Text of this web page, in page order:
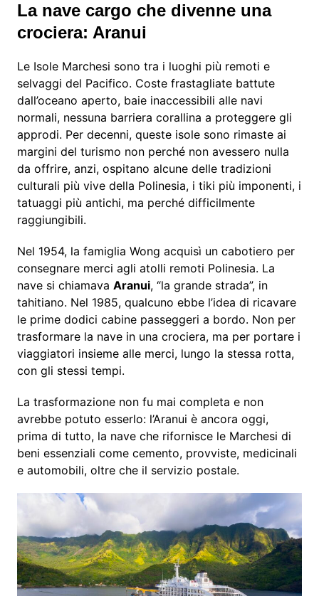
La nave cargo che divenne una
crociera: Aranui
Le Isole Marchesi sono tra i luoghi più remoti e
selvaggi del Pacifico. Coste frastagliate battute
dall’oceano aperto, baie inaccessibili alle navi
normali, nessuna barriera corallina a proteggere gli
approdi. Per decenni, queste isole sono rimaste ai
margini del turismo non perché non avessero nulla
da offrire, anzi, ospitano alcune delle tradizioni
culturali più vive della Polinesia, i tiki più imponenti, i
tatuaggi più antichi, ma perché difficilmente
raggiungibili.
Nel 1954, la famiglia Wong acquisì un cabotiero per
consegnare merci agli atolli remoti Polinesia. La
nave si chiamava Aranui, “la grande strada”, in
tahitiano. Nel 1985, qualcuno ebbe l’idea di ricavare
le prime dodici cabine passeggeri a bordo. Non per
trasformare la nave in una crociera, ma per portare i
viaggiatori insieme alle merci, lungo la stessa rotta,
con gli stessi tempi.
La trasformazione non fu mai completa e non
avrebbe potuto esserlo: l’Aranui è ancora oggi,
prima di tutto, la nave che rifornisce le Marchesi di
beni essenziali come cemento, provviste, medicinali
e automobili, oltre che il servizio postale.